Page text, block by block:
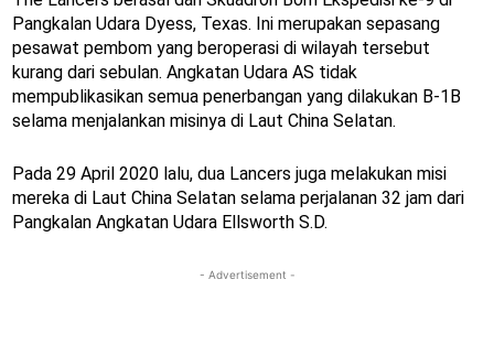
Pangkalan Udara Dyess, Texas. Ini merupakan sepasang
pesawat pembom yang beroperasi di wilayah tersebut
kurang dari sebulan. Angkatan Udara AS tidak
mempublikasikan semua penerbangan yang dilakukan B-1B
selama menjalankan misinya di Laut China Selatan.
Pada 29 April 2020 lalu, dua Lancers juga melakukan misi
mereka di Laut China Selatan selama perjalanan 32 jam dari
Pangkalan Angkatan Udara Ellsworth S.D.
- Advertisement -